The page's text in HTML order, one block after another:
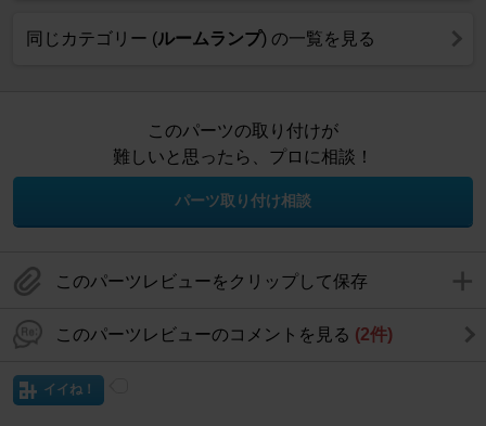
同じカテゴリー (ルームランプ) の一覧を見る
このパーツの取り付けが
難しいと思ったら、プロに相談！
パーツ取り付け相談
このパーツレビューをクリップして保存
このパーツレビューのコメントを見る (2件)
イイね！